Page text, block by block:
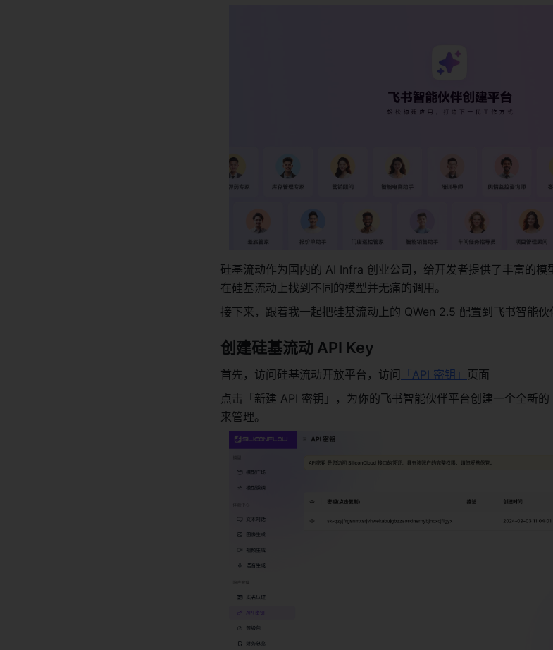
硅基流动作为国内的 AI Infra 创业公司，给开发者提供了丰富的模
在硅基流动上找到不同的模型并无痛的调用。
接下来，跟着我一起把硅基流动上的 QWen 2.5 配置到飞书智能伙
创建硅基流动 API Key
首先，访问硅基流动开放平台，访问 「API 密钥」 页面
点击「新建 API 密钥」，为你的飞书智能伙伴平台创建一个全新
来管理。